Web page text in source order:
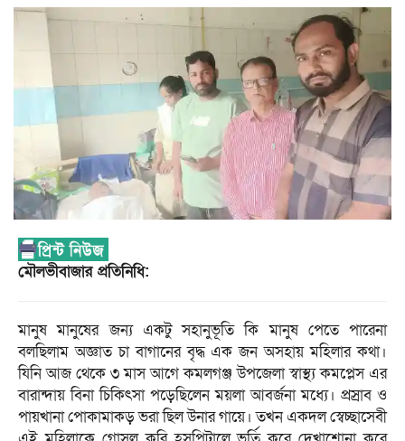
মৌলভীবাজার প্রতিনিধি:
মানুষ মানুষের জন্য একটু সহানুভূতি কি মানুষ পেতে পারেনা
বলছিলাম অজ্ঞাত চা বাগানের বৃদ্ধ এক জন অসহায় মহিলার কথা।
যিনি আজ থেকে ৩ মাস আগে কমলগঞ্জ উপজেলা স্বাস্থ্য কমপ্লেস এর
বারান্দায় বিনা চিকিৎসা পড়েছিলেন ময়লা আবর্জনা মধ্যে। প্রস্রাব ও
পায়খানা পোকামাকড় ভরা ছিল উনার গায়ে। তখন একদল স্বেচ্ছাসেবী